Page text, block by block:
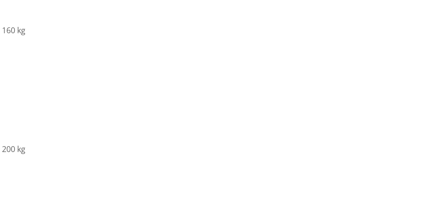
kg
kg